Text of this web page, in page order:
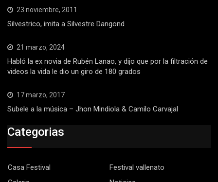
23 noviembre, 2011
Silvestrico, imita a Silvestre Dangond
21 marzo, 2024
Habló la ex novia de Rubén Lanao, y dijo que por la filtración de
videos la vida le dio un giro de 180 grados
17 marzo, 2017
Subele a la música – Jhon Mindiola & Camilo Carvajal
Categorias
Casa Festival
Festival vallenato